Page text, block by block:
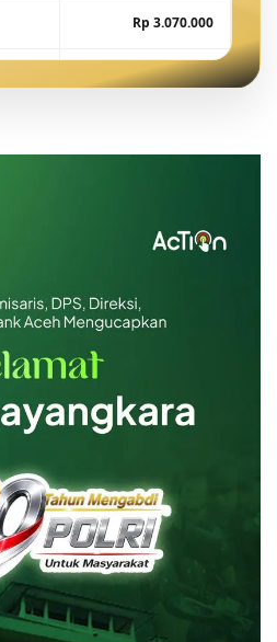
Rp 3.070.000
Rp 7.675.000
Rp 76.443.000